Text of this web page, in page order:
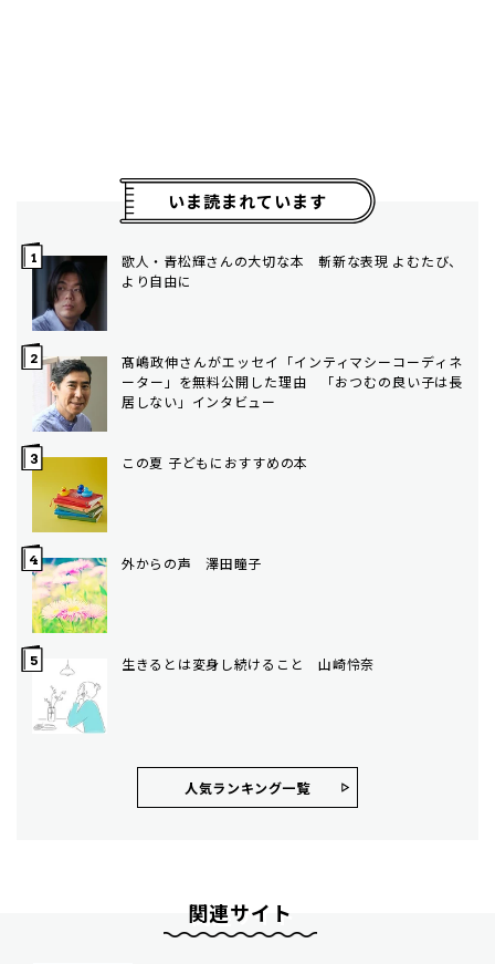
いま読まれています
歌人・青松輝さんの大切な本 斬新な表現 よむたび、
より自由に
髙嶋政伸さんがエッセイ「インティマシーコーディネ
ーター」を無料公開した理由 「おつむの良い子は長
居しない」インタビュー
この夏 子どもにおすすめの本
外からの声 澤田瞳子
生きるとは変身し続けること 山崎怜奈
人気ランキング⼀覧
関連サイト